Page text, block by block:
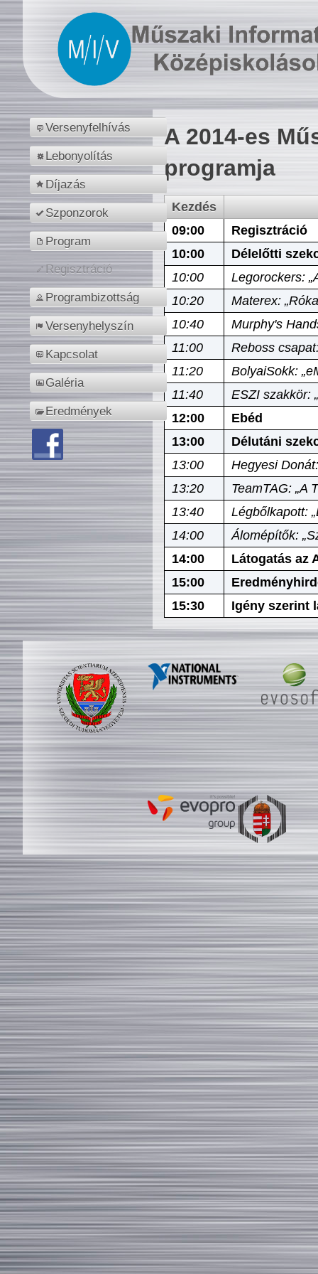
Versenyfelhívás
Lebonyolítás
Díjazás
Szponzorok
Program
Regisztráció
Programbizottság
Versenyhelyszín
Kapcsolat
Galéria
Eredmények
A 2014-es
programja
Kezdés
09:00
Regisztráció
10:00
Délelőtti
10:00
Legorockers:
10:20
Materex:
10:40
Murphy's
11:00
Reboss
11:20
BolyaiSokk:
11:40
ESZI szakkör:
12:00
Ebéd
13:00
Délutáni
13:00
Hegyesi
13:20
TeamTAG: „A
13:40
Légbőlkapott:
14:00
Álomépítők:
14:00
Látogatás az
15:00
15:30
Igény szerint